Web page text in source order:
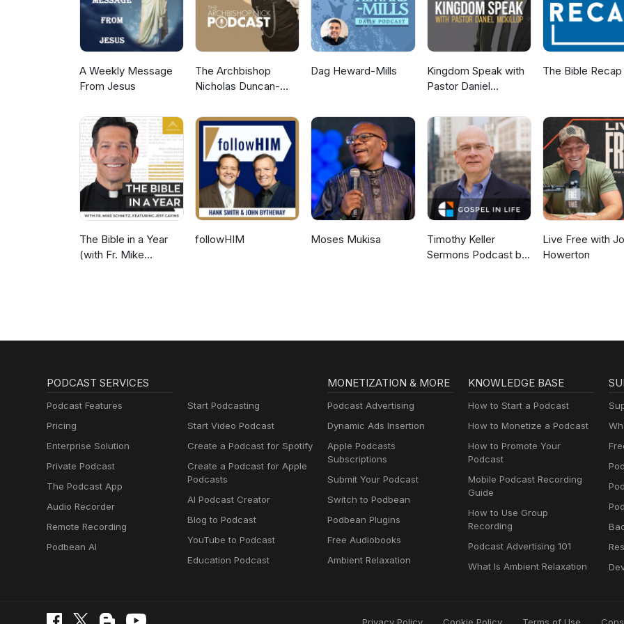
A Weekly Message
From Jesus
The Archbishop
Nicholas Duncan-
Dag Heward-Mills
Kingdom Speak with
Pastor Daniel
The Bible Recap
The Bible in a Year
(with Fr. Mike
followHIM Moses Mukisa
Timothy Keller
Sermons Podcast by
Live Free with
Howerton
PODCAST SERVICES
Podcast Features
Pricing
Enterprise Solution
Private Podcast
The Podcast App
Audio Recorder
Remote Recording
Podbean AI
Start Podcasting
Start Video Podcast
Create a Podcast for Spotify
Create a Podcast for Apple
Podcasts
AI Podcast Creator
Blog to Podcast
YouTube to Podcast
Education Podcast
MONETIZATION & MORE
Podcast Advertising
Dynamic Ads Insertion
Apple Podcasts
Subscriptions
Submit Your Podcast
Switch to Podbean
Podbean Plugins
Free Audiobooks
Ambient Relaxation
KNOWLEDGE BASE
How to Start a Podcast
How to Monetize a Podcast
How to Promote Your
Podcast
Mobile Podcast Recording
Guide
How to Use Group
Recording
Podcast Advertising 101
What Is Ambient Relaxation
Privacy Policy Cookie Policy Terms of Use